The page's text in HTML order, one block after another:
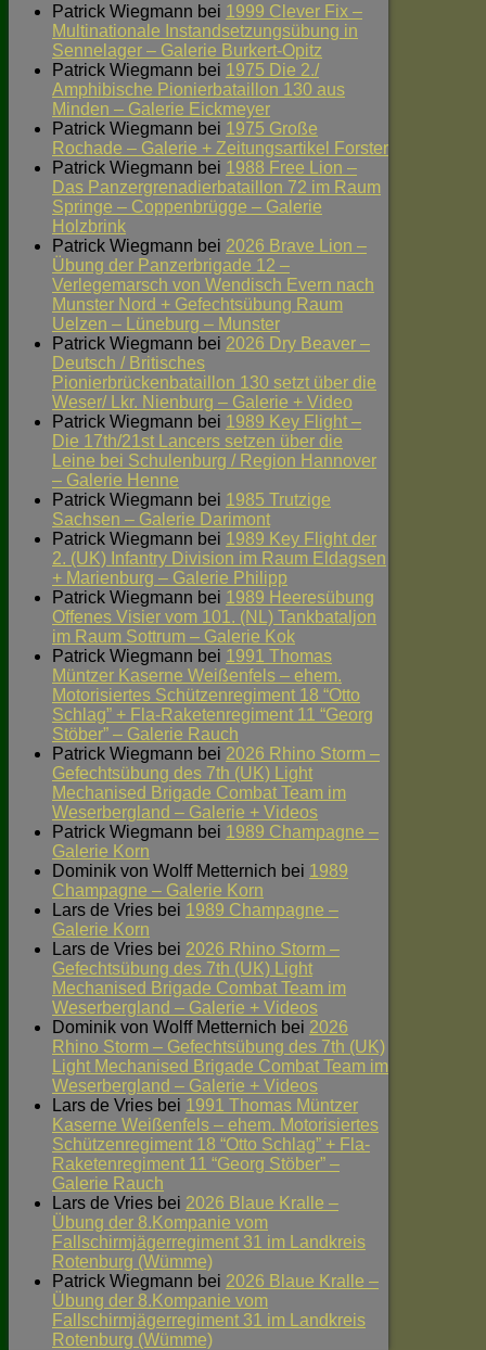
Patrick Wiegmann bei 1999 Clever Fix –
Multinationale Instandsetzungsübung in
Sennelager – Galerie Burkert-Opitz
Patrick Wiegmann bei 1975 Die 2./
Amphibische Pionierbataillon 130 aus
Minden – Galerie Eickmeyer
Patrick Wiegmann bei 1975 Große
Rochade – Galerie + Zeitungsartikel Forster
Patrick Wiegmann bei 1988 Free Lion –
Das Panzergrenadierbataillon 72 im Raum
Springe – Coppenbrügge – Galerie
Holzbrink
Patrick Wiegmann bei 2026 Brave Lion –
Übung der Panzerbrigade 12 –
Verlegemarsch von Wendisch Evern nach
Munster Nord + Gefechtsübung Raum
Uelzen – Lüneburg – Munster
Patrick Wiegmann bei 2026 Dry Beaver –
Deutsch / Britisches
Pionierbrückenbataillon 130 setzt über die
Weser/ Lkr. Nienburg – Galerie + Video
Patrick Wiegmann bei 1989 Key Flight –
Die 17th/21st Lancers setzen über die
Leine bei Schulenburg / Region Hannover
– Galerie Henne
Patrick Wiegmann bei 1985 Trutzige
Sachsen – Galerie Darimont
Patrick Wiegmann bei 1989 Key Flight der
2. (UK) Infantry Division im Raum Eldagsen
+ Marienburg – Galerie Philipp
Patrick Wiegmann bei 1989 Heeresübung
Offenes Visier vom 101. (NL) Tankbataljon
im Raum Sottrum – Galerie Kok
Patrick Wiegmann bei 1991 Thomas
Müntzer Kaserne Weißenfels – ehem.
Motorisiertes Schützenregiment 18 “Otto
Schlag” + Fla-Raketenregiment 11 “Georg
Stöber” – Galerie Rauch
Patrick Wiegmann bei 2026 Rhino Storm –
Gefechtsübung des 7th (UK) Light
Mechanised Brigade Combat Team im
Weserbergland – Galerie + Videos
Patrick Wiegmann bei 1989 Champagne –
Galerie Korn
Dominik von Wolff Metternich bei 1989
Champagne – Galerie Korn
Lars de Vries bei 1989 Champagne –
Galerie Korn
Lars de Vries bei 2026 Rhino Storm –
Gefechtsübung des 7th (UK) Light
Mechanised Brigade Combat Team im
Weserbergland – Galerie + Videos
Dominik von Wolff Metternich bei 2026
Rhino Storm – Gefechtsübung des 7th (UK)
Light Mechanised Brigade Combat Team im
Weserbergland – Galerie + Videos
Lars de Vries bei 1991 Thomas Müntzer
Kaserne Weißenfels – ehem. Motorisiertes
Schützenregiment 18 “Otto Schlag” + Fla-
Raketenregiment 11 “Georg Stöber” –
Galerie Rauch
Lars de Vries bei 2026 Blaue Kralle –
Übung der 8.Kompanie vom
Fallschirmjägerregiment 31 im Landkreis
Rotenburg (Wümme)
Patrick Wiegmann bei 2026 Blaue Kralle –
Übung der 8.Kompanie vom
Fallschirmjägerregiment 31 im Landkreis
Rotenburg (Wümme)